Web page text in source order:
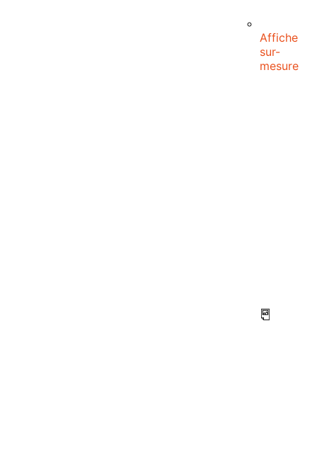
Affiche
sur-
mesure